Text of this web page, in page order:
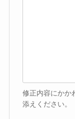
修正内容にかか
添えください。